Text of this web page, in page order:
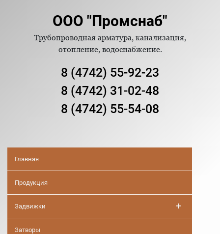
ООО "Промснаб"
Трубопроводная арматура, канализация,
отопление, водоснабжение.
8 (4742) 55-92-23
8 (4742) 31-02-48
8 (4742) 55-54-08
Главная
Продукция
Задвижки +
Затворы